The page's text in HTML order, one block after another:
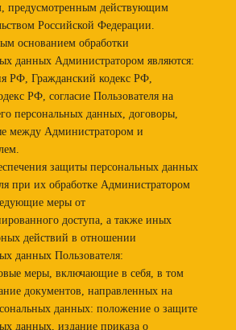
предусмотренным действующим
Российской Федерации.
основанием обработки
данных Администратором являются:
РФ, Гражданский кодекс РФ,
РФ, согласие Пользователя на
персональных данных, договоры,
между Администратором и
защиты персональных данных
при их обработке Администратором
меры от
доступа, а также иных
действий в отношении
данных Пользователя:
меры, включающие в себя, в том
документов, направленных на
данных: положение о защите
данных, издание приказа о